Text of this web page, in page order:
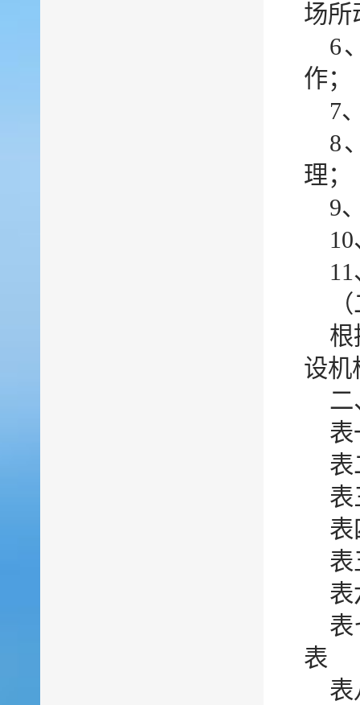
场所
6
作；
7
8
理；
9
根
设机
二
表
表
表
表
表
表
表
表
表